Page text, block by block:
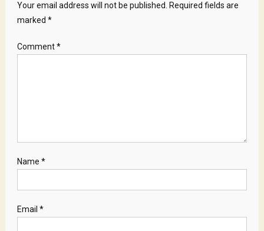
Your email address will not be published. Required fields are
marked *
Comment*
Name *
Email *